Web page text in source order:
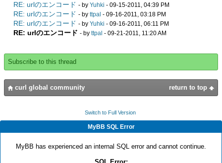
RE: urlのエンコード - by Yuhki - 09-15-2011, 04:39 PM
RE: urlのエンコード - by ttpal - 09-16-2011, 03:18 PM
RE: urlのエンコード - by Yuhki - 09-16-2011, 06:11 PM
RE: urlのエンコード - by ttpal - 09-21-2011, 11:20 AM
Subscribe to this thread
return to top
curl global community
Switch to Full Version
MyBB SQL Error
MyBB has experienced an internal SQL error and cannot continue.